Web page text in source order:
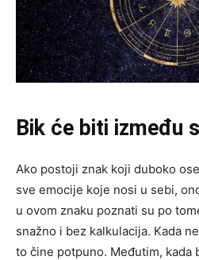
Bik će biti između
Ako postoji znak koji duboko
sve emocije koje nosi u sebi,
u ovom znaku poznati su po
snažno i bez kalkulacija. Kada
to čine potpuno. Međutim, kada